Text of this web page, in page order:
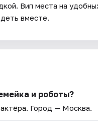
Вип места на
вместе.
и роботы?
. Город — Москва.